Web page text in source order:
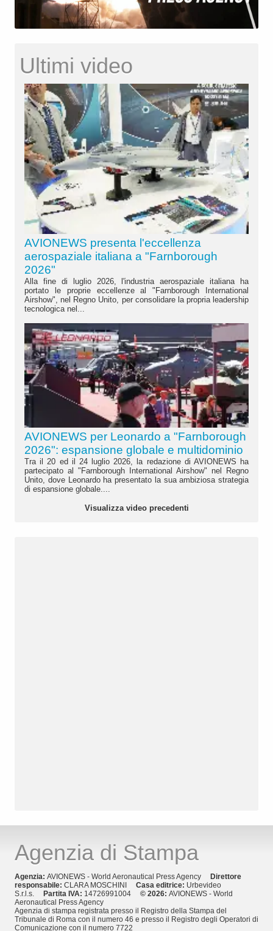
Ultimi video
AVIONEWS presenta l'eccellenza
aerospaziale italiana a "Farnborough
2026"
Alla fine di luglio 2026, l'industria aerospaziale italiana ha
portato le proprie eccellenze al "Farnborough International
Airshow", nel Regno Unito, per consolidare la propria leadership
tecnologica nel...
AVIONEWS per Leonardo a "Farnborough
2026": espansione globale e multidominio
Tra il 20 ed il 24 luglio 2026, la redazione di AVIONEWS ha
partecipato al "Farnborough International Airshow" nel Regno
Unito, dove Leonardo ha presentato la sua ambiziosa strategia
di espansione globale....
Visualizza video precedenti
Agenzia di Stampa
Agenzia: AVIONEWS - World Aeronautical Press Agency
Direttore
responsabile: CLARA MOSCHINI Casa editrice: Urbevideo
S.r.l.s.
Partita IVA: 14726991004 © 2026: AVIONEWS - World
Aeronautical Press Agency
Agenzia di stampa registrata presso il Registro della Stampa del
Tribunale di Roma con il numero 46 e presso il Registro degli Operatori di
Comunicazione con il numero 7722